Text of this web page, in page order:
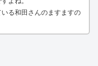
る和田さんのますますの